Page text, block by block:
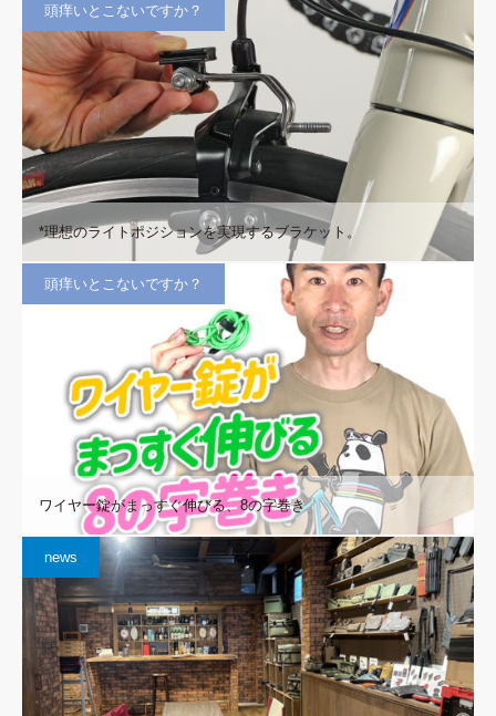
頭痒いとこないですか？
*理想のライトポジションを実現するブラケット。
頭痒いとこないですか？
ワイヤー錠がまっすぐ伸びる、8の字巻き
news